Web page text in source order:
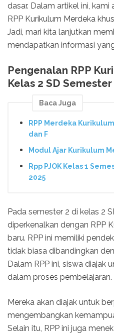
dasar. Dalam artikel ini,
RPP Kurikulum Merdeka
Jadi, mari kita lanjutkan
mendapatkan informasi
Pengenalan RPP
Kelas 2 SD Semester
Baca Juga
RPP Merdeka
dan F
Modul Ajar Kurikulum
Rpp PJOK Kelas 1
2025
Pada semester 2 di kelas 2
diperkenalkan dengan RPP
baru. RPP ini memiliki
tidak biasa dibandingkan
Dalam RPP ini, siswa diajak
dalam proses pembelajaran.
Mereka akan diajak untuk
mengembangkan
Selain itu, RPP ini juga